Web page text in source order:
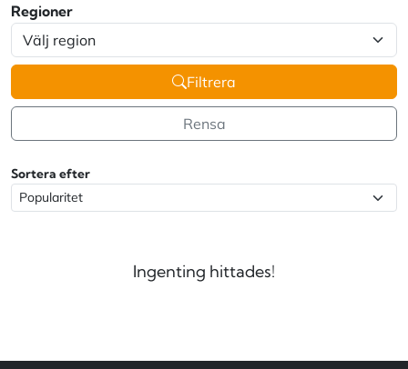
Regioner
Filtrera
Rensa
Sortera efter
Ingenting hittades!